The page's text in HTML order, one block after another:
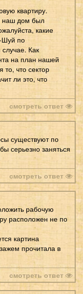
квартиру.
наш дом был
какие
Шуй по
Как
на план нашей
что сектор
ли это, что
смотреть ответ
существуют по
серьезно заняться
смотреть ответ
рабочую
расположен не по
картина
прочитала в
смотреть ответ